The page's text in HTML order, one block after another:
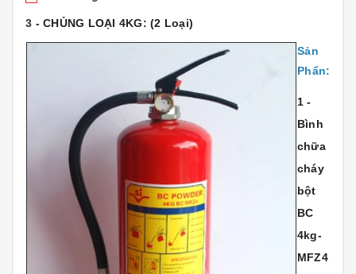
3 - CHỦNG LOẠI 4KG: (2 Loại)
Sản
Phẩn:
1 -
Bình
chữa
cháy
bột
BC
4kg-
MFZ4